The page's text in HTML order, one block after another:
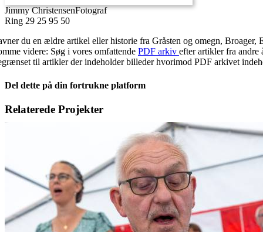
Jimmy ChristensenFotograf
Ring 29 25 95 50
du en ældre artikel eller historie fra Gråsten og omegn,
videre: Søg i vores omfattende PDF arkiv efter artikler fra
til artikler der indeholder billeder hvorimod PDF arkivet
Del dette på din fortrukne platform
Facebook
X
LinkedIn
E-
Relaterede Projekter